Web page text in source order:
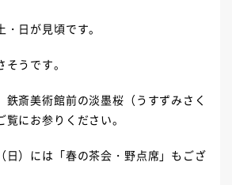
日が見頃です。
うです。
鉄斎美術館前の淡墨桜（うすずみさく
にお参りください。
日）には「春の茶会・野点席」もござ